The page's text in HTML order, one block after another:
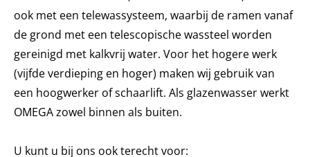
ook met een telewassysteem, waarbij de ramen vanaf
de grond met een telescopische wassteel worden
gereinigd met kalkvrij water. Voor het hogere werk
(vijfde verdieping en hoger) maken wij gebruik van
een hoogwerker of schaarlift. Als glazenwasser werkt
OMEGA zowel binnen als buiten.
U kunt u bij ons ook terecht voor: